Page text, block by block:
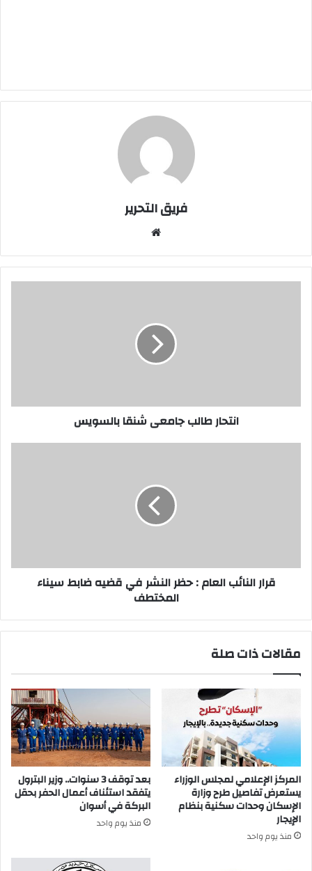
فريق التحرير
انتحار طالب جامعى شنقا بالسويس
ضابط
المختطف
قرار النائب العام : حظر النشر في قضيه ضابط سيناء
المختطف
مقالات ذات صلة
المركز الإعلامي لمجلس الوزراء
يستعرض تفاصيل طرح وزارة
الإسكان وحدات سكنية بنظام
الإيجار
منذ يوم واحد
بعد توقف 3 سنوات.. وزير البترول
يتفقد استئناف أعمال الحفر بحقل
البركة في أسوان
منذ يوم واحد